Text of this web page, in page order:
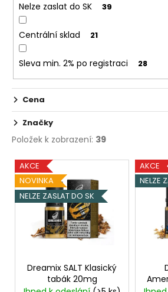
Nelze zaslat do SK 39
Centrální sklad 21
Sleva min. 2% po registraci 28
Cena
Značky
Položek k zobrazení: 39
V
ý
p
i
AKCE
NOVINKA
NELZE ZASLAT DO SK
Dreamix SALT Klasický
tabák 20mg
AKCE
NELZE
m
LOST
MARY
TP1000
-
META
MOON
-
20MG
LIMONÁDA,
LESNÍ
OVOCE
97
Kč
Původně: